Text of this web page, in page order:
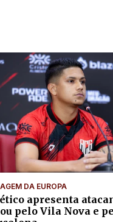
DA EUROPA
apresenta
pelo Vila Nova e